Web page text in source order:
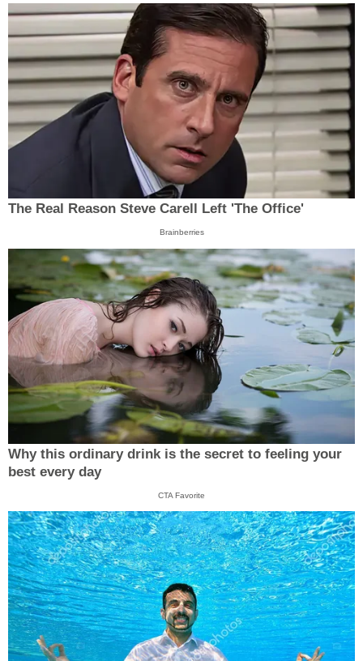
The Real Reason Steve Carell Left 'The Office'
Brainberries
Why this ordinary drink is the secret to feeling your
best every day
CTA Favorite